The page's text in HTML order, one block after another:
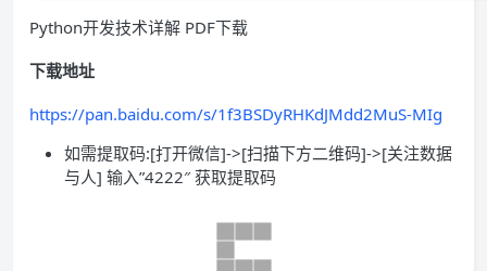
Python开发技术详解 PDF下载
下载地址
https://pan.baidu.com/s/1f3BSDyRHKdJMdd2MuS-MIg
如需提取码:[打开微信]->[扫描下方二维码]->[关注数据
与人] 输入”4222″ 获取提取码